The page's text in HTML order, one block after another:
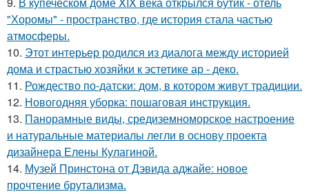
"Хоромы" - пространство, где история стала частью
атмосферы.
10. Этот интерьер родился из диалога между историей
дома и страстью хозяйки к эстетике ар - деко.
11. Рождество по-датски: дом, в котором живут традиции.
12. Новогодняя уборка: пошаговая инструкция.
13. Панорамные виды, средиземноморское настроение
и натуральные материалы легли в основу проекта
дизайнера Елены Кулагиной.
14. Музей Принстона от Дэвида аджайе: новое
прочтение брутализма.